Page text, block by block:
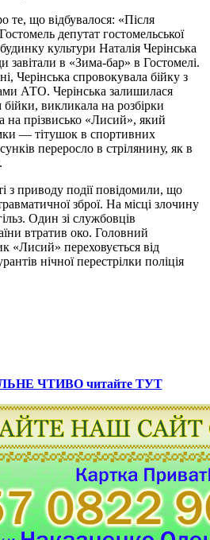
те, що відбувалося: «Після
депутат гостомельської
культури Наталія Черінська
завітали в «Зима-бар» в Гостомелі.
Черінська спровокувала бійку з
АТО. Черінська залишилася
бійки, викликала на розбірки
на прізвисько «Лисий», який
— тітушок в спортивних
переросло в стрілянину, як в
з приводу події повідомили, що
зброї. На місці злочину
Один зі службовців
втратив око. Головний
переховується від
нічної перестрілки поліція
ЧТИВО читайте ТУТ